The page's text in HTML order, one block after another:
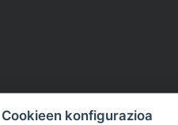
Cookieen konfigurazioa